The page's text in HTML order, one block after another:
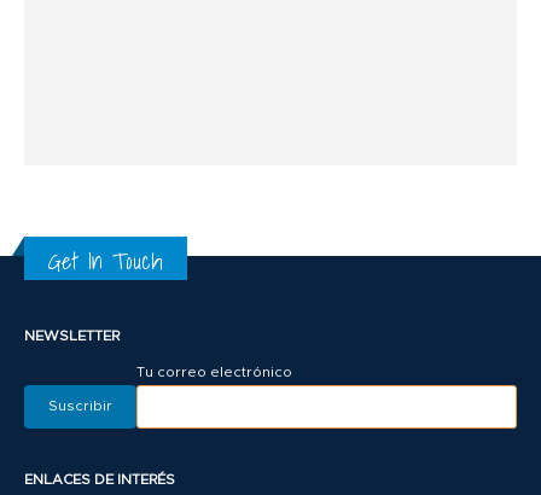
Get In Touch
NEWSLETTER
Tu correo electrónico
ENLACES DE INTERÉS